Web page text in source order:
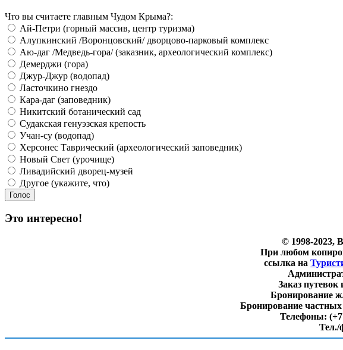
Что вы считаете главным Чудом Крыма?:
Ай-Петри (горный массив, центр туризма)
Алупкинский /Воронцовский/ дворцово-парковый комплекс
Аю-даг /Медведь-гора/ (заказник, археологический комплекс)
Демерджи (гора)
Джур-Джур (водопад)
Ласточкино гнездо
Кара-даг (заповедник)
Никитский ботанический сад
Судакская генуэзская крепость
Учан-су (водопад)
Херсонес Таврический (археологический заповедник)
Новый Свет (урочище)
Ливадийский дворец-музей
Другое (укажите, что)
Это интересно!
© 1998-2023,
При любом
ссылка на
Заказ
Бронирование
Бронирование
Телефоны: